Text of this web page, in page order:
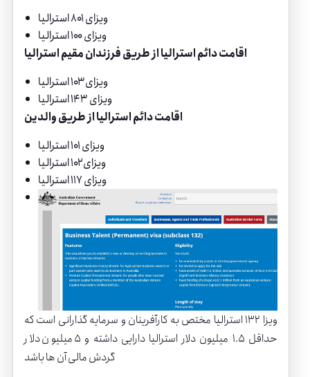
ویزای ۸۰۱ استرالیا
ویزای ۱۰۰ استرالیا
اقامت دائم استرالیا از طریق فرزندان مقیم استرالیا
ویزای ۱۰۳ استرالیا
ویزای ۱۴۳ استرالیا
اقامت دائم استرالیا از طریق والدین
ویزای ۱۰۱ استرالیا
ویزای ۱۰۲ استرالیا
ویزای ۱۱۷ استرالیا
ویزا ۱۳۲ استرالی
ا مختص به کارآفرینان و سرمایه گذارانی است که
حداقل ۱.۵ میلیون دلار استرالیا دارایی داشته و ۵ میلیون دلار
گردش مالی آن ها باشد